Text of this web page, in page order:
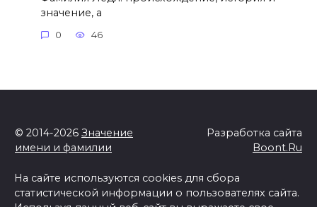
значение, а
0 46
© 2014-2026 Значение
имени и фамилии
Разработка сайта
Boont.Ru
На сайте используются cookies для сбора
статистической информации о пользователях сайта.